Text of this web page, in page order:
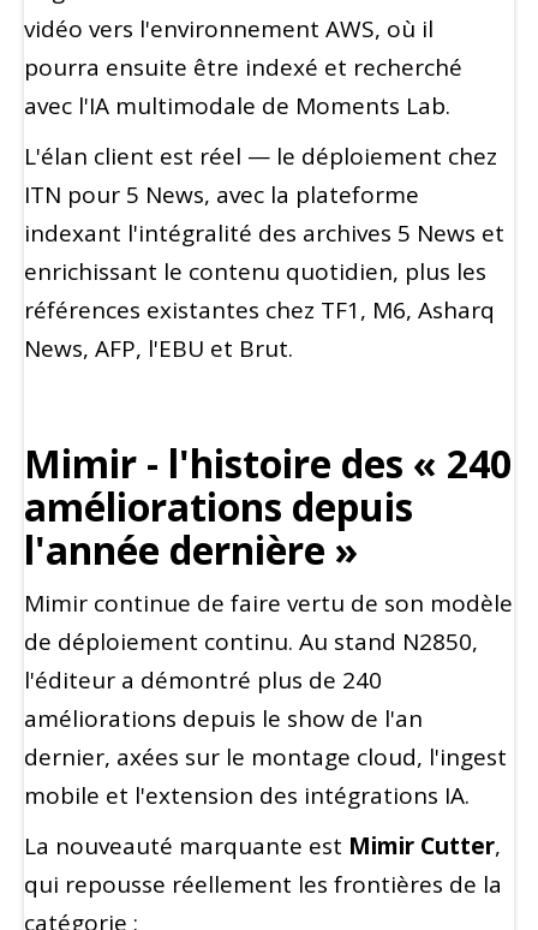
vidéo vers l'environnement AWS, où il
pourra ensuite être indexé et recherché
avec l'IA multimodale de Moments Lab.
L'élan client est réel — le déploiement chez
ITN pour 5 News, avec la plateforme
indexant l'intégralité des archives 5 News et
enrichissant le contenu quotidien, plus les
références existantes chez TF1, M6, Asharq
News, AFP, l'EBU et Brut.
Mimir - l'histoire des « 240
améliorations depuis
l'année dernière »
Mimir continue de faire vertu de son modèle
de déploiement continu. Au stand N2850,
l'éditeur a démontré plus de 240
améliorations depuis le show de l'an
dernier, axées sur le montage cloud, l'ingest
mobile et l'extension des intégrations IA.
La nouveauté marquante est Mimir Cutter,
qui repousse réellement les frontières de la
catégorie :